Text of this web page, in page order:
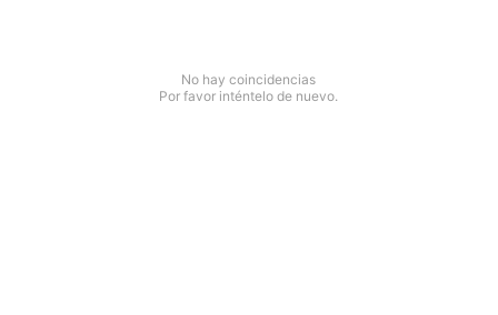
No hay coincidencias
Por favor inténtelo de nuevo.